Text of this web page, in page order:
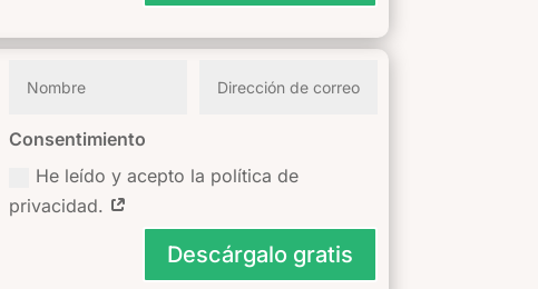
Consentimiento
He leído y acepto la política de
privacidad.
Descárgalo gratis